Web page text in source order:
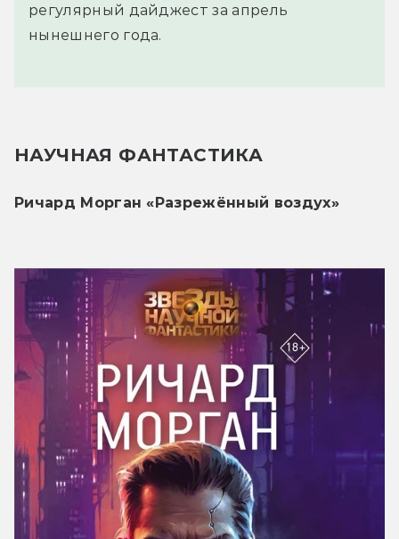
регулярный дайджест за апрель
нынешнего года.
НАУЧНАЯ ФАНТАСТИКА
Ричард Морган «Разрежённый воздух»